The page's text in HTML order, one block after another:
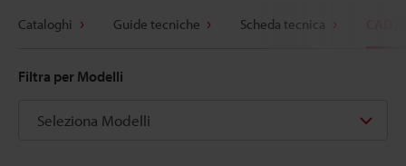
Cataloghi Guide tecniche Scheda tecnica
Filtra per Modelli
Seleziona Modelli